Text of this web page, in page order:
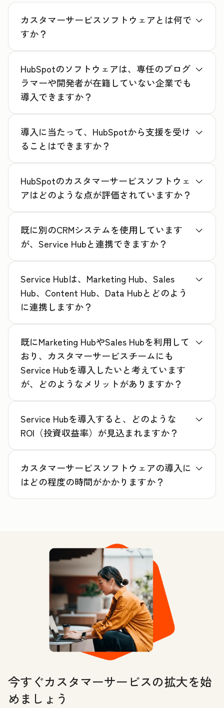
カスタマーサービスソフトウェアとは何で
すか？
HubSpotのソフトウェアは、専任のプログ
ラマーや開発者が在籍していない企業でも
導入できますか？
導入に当たって、HubSpotから支援を受け
ることはできますか？
HubSpotのカスタマーサービスソフトウェ
アはどのような点が評価されていますか？
既に別のCRMシステムを使用しています
が、Service Hubと連携できますか？
Service Hubは、Marketing Hub、Sales
Hub、Content Hub、Data Hubとどのよう
に連携しますか？
既にMarketing HubやSales Hubを利用して
おり、カスタマーサービスチームにも
Service Hubを導入したいと考えています
が、どのようなメリットがありますか？
Service Hubを導入すると、どのような
ROI（投資収益率）が見込まれますか？
カスタマーサービスソフトウェアの導入に
はどの程度の時間がかかりますか？
今すぐカスタマーサービスの拡大を始
めましょう